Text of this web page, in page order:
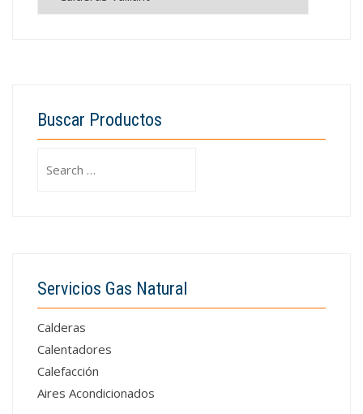
Buscar Productos
for:
Servicios Gas Natural
Calderas
Calentadores
Calefacción
Aires Acondicionados